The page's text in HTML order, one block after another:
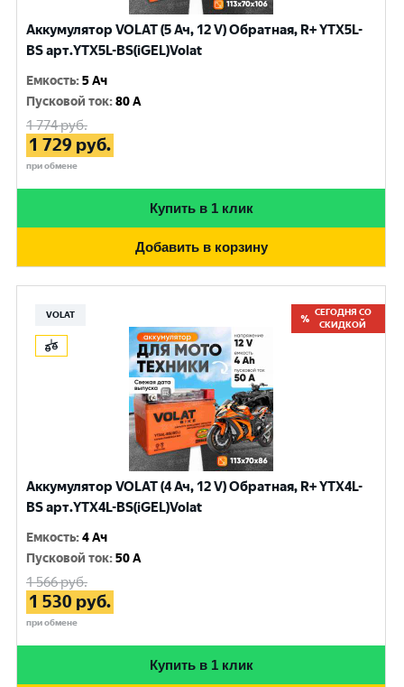
Аккумулятор VOLAT (5 Ач, 12 V) Обратная, R+ YTX5L-
BS арт.YTX5L-BS(iGEL)Volat
Емкость:5 Ач
Пусковой ток:80 A
1 774руб.
1 729 руб.
при обмене
Купить в 1 клик
Добавить в корзину
VOLAT
СЕГОДНЯ СО
СКИДКОЙ
Аккумулятор VOLAT (4 Ач, 12 V) Обратная, R+ YTX4L-
BS арт.YTX4L-BS(iGEL)Volat
Емкость:4 Ач
Пусковой ток:50 A
1 566руб.
1 530 руб.
при обмене
Купить в 1 клик